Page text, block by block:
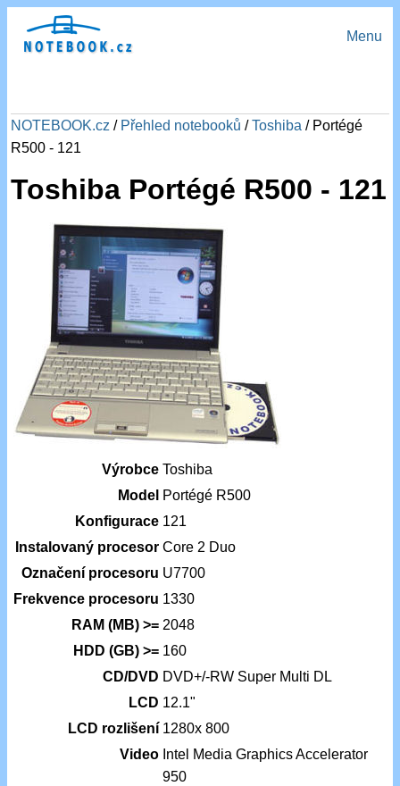
Menu
NOTEBOOK.cz / Přehled notebooků /Toshiba / Portégé
R500 - 121
Toshiba Portégé R500 - 121
Výrobce Toshiba
Model Portégé R500
Konfigurace 121
Instalovaný procesor Core 2 Duo
Označení procesoru U7700
Frekvence procesoru 1330
RAM (MB) >= 2048
HDD (GB) >= 160
CD/DVD DVD+/-RW Super Multi DL
LCD 12.1"
LCD rozlišení 1280x 800
Video Intel Media Graphics Accelerator
950